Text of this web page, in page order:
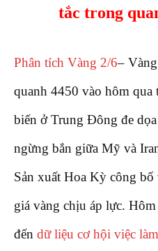
tắc trong
Phân tích Vàng 2/6–
quanh 4450 vào hôm qua
biến ở Trung Đông đe
ngừng bắn giữa Mỹ và
Sản xuất Hoa Kỳ công
giá vàng chịu áp lực.
đến dữ liệu cơ hội việc